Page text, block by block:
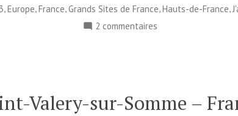
par
dans
,Europe,France,Grands Sites de France,Hauts-de-France,
2 commentaires
ornithologique
Valery-sur-Somme –